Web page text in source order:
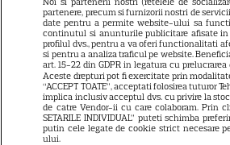
Avantaje
Elle
Unica
Retete practice
URMĂREȘTE-NE
partenere, precum si furnizorii nostri de
date pentru a permite website-ului sa
continutul si anunturile publicitare afisate
profilul dvs., pentru a va oferi functionalitati
si pentru a analiza traficul pe website.
art. 15-22 din GDPR in legatura cu
Aceste drepturi pot fi exercitate prin
“ACCEPT TOATE”, acceptati folosirea tuturor
implica inclusiv acceptul dvs. cu privire la
de catre Vendor-ii cu care colaboram. Prin
SETARILE INDIVIDUAL” puteti schimba
putin cele legate de cookie strict necesare
ului.